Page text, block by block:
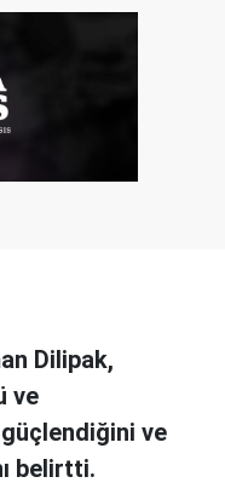
Dilipak,
ve
ve
belirtti.